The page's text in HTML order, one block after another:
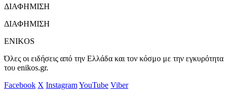
ΔΙΑΦΗΜΙΣΗ
ΔΙΑΦΗΜΙΣΗ
ENIKOS
Όλες οι ειδήσεις από την Ελλάδα και τον κόσμο με την εγκυρότητα
του enikos.gr.
Facebook X InstagramYouTube Viber